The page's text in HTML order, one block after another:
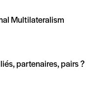
Multilateralism
partenaires, pairs ?